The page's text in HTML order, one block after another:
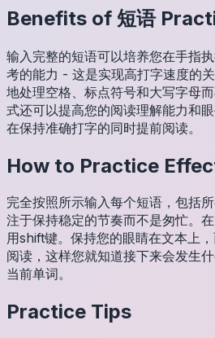
Benefits of 短语
输入完整的短语可以培养您在手指
考的能力 - 这是实现高打字速度的
地处理空格、标点符号和大写字母
式还可以提高您的阅读理解能力和
在保持准确打字的同时提前阅读。
How to Practice
完全按照所示输入每个短语，包括
注于保持稳定的节奏而不是匆忙。
用shift键。保持您的眼睛在文本上
阅读，这样您就知道接下来会发生
当前单词。
Practice Tips